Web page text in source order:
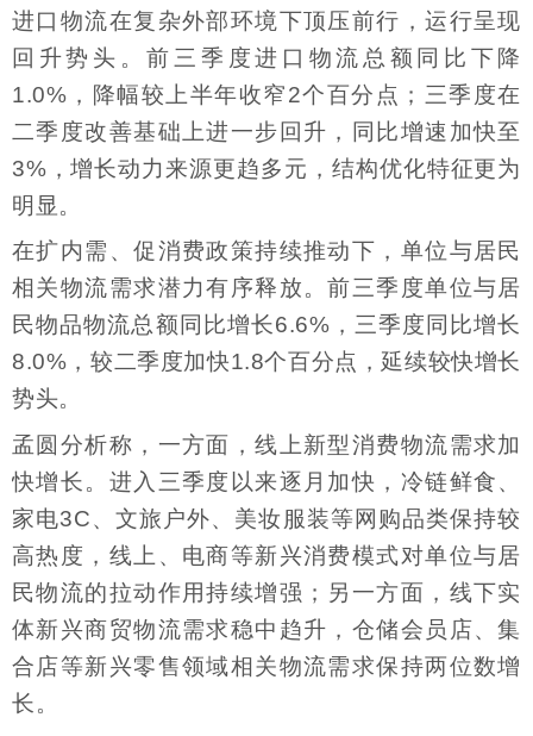
进口物流在复杂外部环境下顶压前行，运行呈现
回升势头。前三季度进口物流总额同比下降
1.0%，降幅较上半年收窄2个百分点；三季度在
二季度改善基础上进一步回升，同比增速加快至
3%，增长动力来源更趋多元，结构优化特征更为
明显。
在扩内需、促消费政策持续推动下，单位与居民
相关物流需求潜力有序释放。前三季度单位与居
民物品物流总额同比增长6.6%，三季度同比增长
8.0%，较二季度加快1.8个百分点，延续较快增长
势头。
孟圆分析称，一方面，线上新型消费物流需求加
快增长。进入三季度以来逐月加快，冷链鲜食、
家电3C、文旅户外、美妆服装等网购品类保持较
高热度，线上、电商等新兴消费模式对单位与居
民物流的拉动作用持续增强；另一方面，线下实
体新兴商贸物流需求稳中趋升，仓储会员店、集
合店等新兴零售领域相关物流需求保持两位数增
长。